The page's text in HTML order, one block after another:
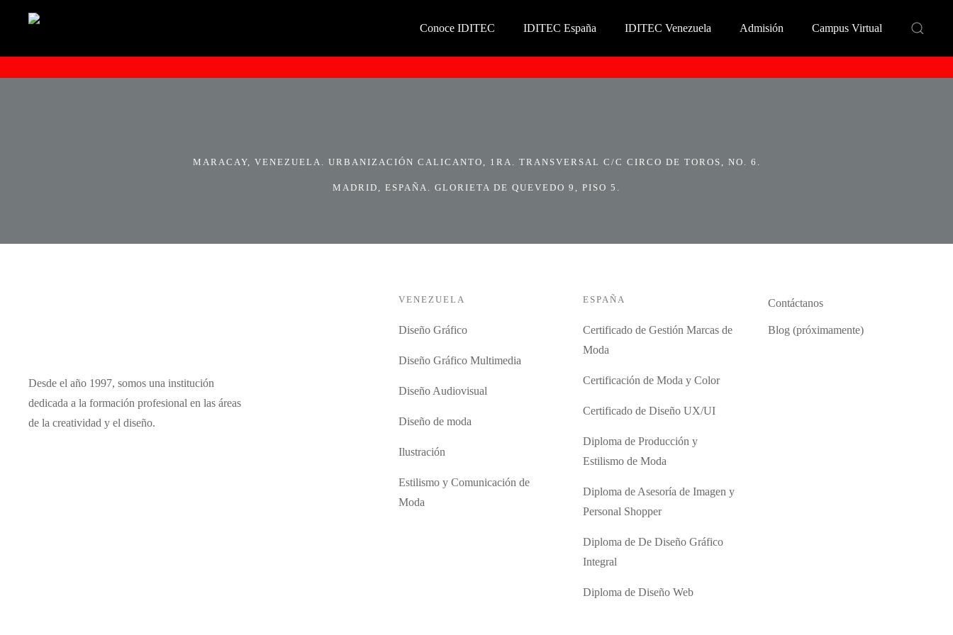
Conoce IDITEC IDITEC España IDITEC Venezuela Admisión Campus Virtual
MARACAY, VENEZUELA. URBANIZACIÓN CALICANTO, 1RA. TRANSVERSAL C/C CIRCO DE TOROS, NO. 6.
MADRID, ESPAÑA. GLORIETA DE QUEVEDO 9, PISO 5.
Desde el año 1997, somos una institución
dedicada a la formación profesional en las áreas
de la creatividad y el diseño.
VENEZUELA
Diseño Gráfico
Diseño Gráfico Multimedia
Diseño Audiovisual
Diseño de moda
Ilustración
Estilismo y Comunicación de
Moda
ESPAÑA
Certificado de Gestión Marcas de
Moda
Certificación de Moda y Color
Certificado de Diseño UX/UI
Diploma de Producción y
Estilismo de Moda
Diploma de Asesoría de Imagen y
Personal Shopper
Diploma de De Diseño Gráfico
Integral
Diploma de Diseño Web
Contáctanos
Blog (próximamente)